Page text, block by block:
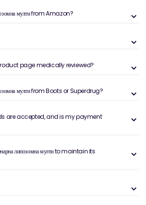
мулти from Amazon?
page medically reviewed?
мулти from Boots or Superdrug?
are accepted, and is my payment
липозомна мулти to maintain its